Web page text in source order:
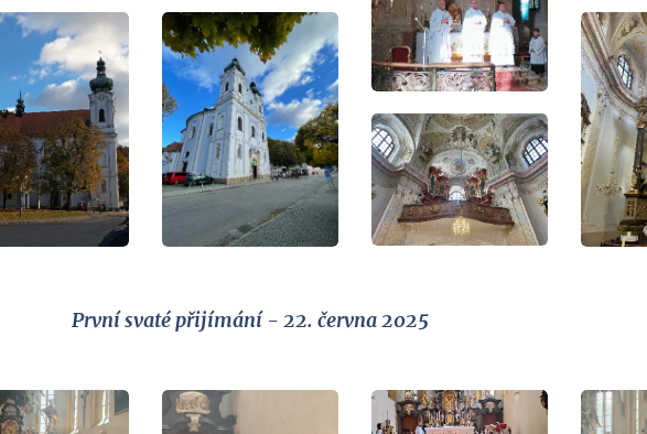
První svaté přijímání - 22. června 2025